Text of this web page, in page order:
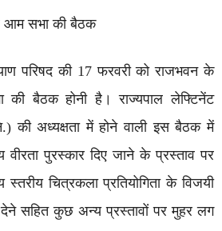
आम सभा की बैठक
परिषद की 17 फरवरी को राजभवन के
की बैठक होनी है। राज्यपाल लेफ्टिनेंट
की अध्यक्षता में होने वाली इस बैठक में
वीरता पुरस्कार दिए जाने के प्रस्ताव पर
चित्रकला प्रतियोगिता के विजयी
देने सहित कुछ अन्य प्रस्तावों पर मुहर लग